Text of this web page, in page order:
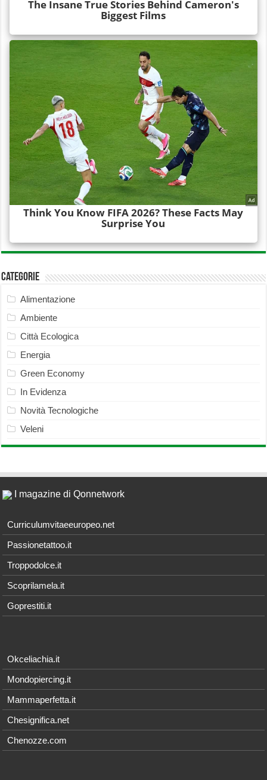
Categorie
Alimentazione
Ambiente
Città Ecologica
Energia
Green Economy
In Evidenza
Novità Tecnologiche
Veleni
I magazine di Qonnetwork
Curriculumvitaeeuropeo.net
Passionetattoo.it
Troppodolce.it
Scoprilamela.it
Goprestiti.it
Okceliachia.it
Mondopiercing.it
Mammaperfetta.it
Chesignifica.net
Chenozze.com